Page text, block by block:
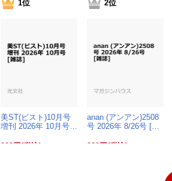
1位
美ST(ビスト)10月号
増刊 2026年 10月号…
999円(税込)
2位
anan (アンアン)2508
号 2026年 8/26号 […
980円(税込)